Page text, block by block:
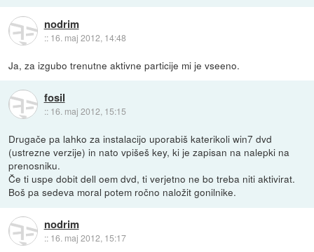
nodrim
:: 16. maj 2012, 14:48
Ja, za izgubo trenutne aktivne particije mi je vseeno.
fosil
:: 16. maj 2012, 15:15
Drugače pa lahko za instalacijo uporabiš katerikoli win7 dvd
(ustrezne verzije) in nato vpišeš key, ki je zapisan na nalepki na
prenosniku.
Če ti uspe dobit dell oem dvd, ti verjetno ne bo treba niti aktivirat.
Boš pa sedeva moral potem ročno naložit gonilnike.
nodrim
:: 16. maj 2012, 15:17